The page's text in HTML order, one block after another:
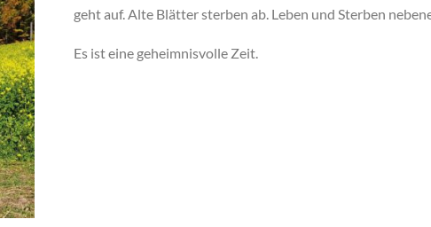
geht auf. Alte Blätter sterben ab. Leben und Sterben
Es ist eine geheimnisvolle Zeit.